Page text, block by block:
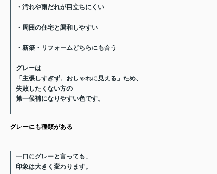
・汚れや雨だれが目立ちにくい
・周囲の住宅と調和しやすい
・新築・リフォームどちらにも合う
グレーは
「主張しすぎず、おしゃれに見える」 ため、
失敗したくない方の
第一候補になりやすい色です。
グレーにも種類がある
一口にグレーと言っても、
印象は大きく変わります。